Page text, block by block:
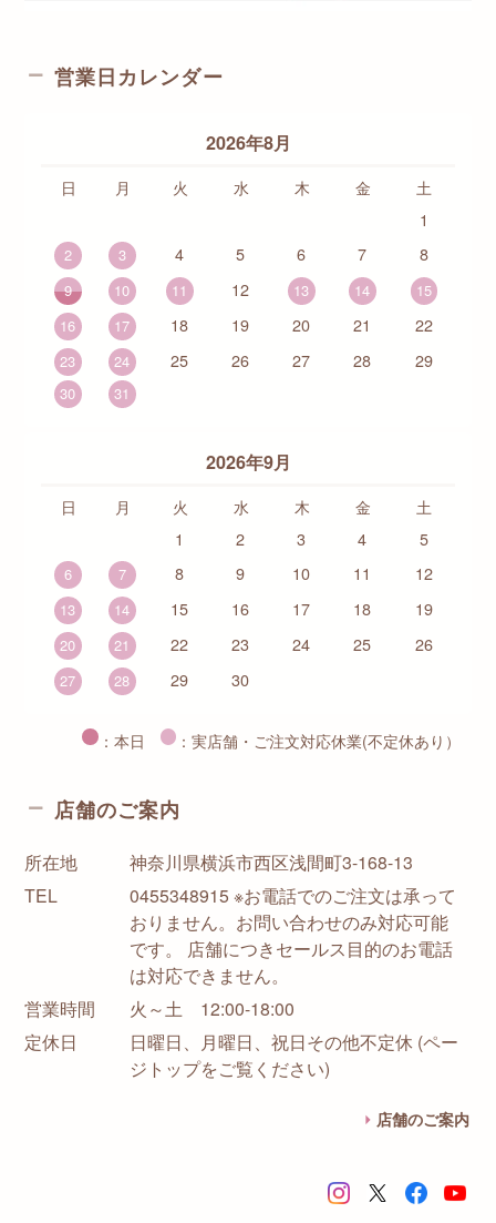
営業日カレンダー
2026年8月
日 月 火 水 木 金
土
1
2 3 4 5 6 7 8
9 10 11 12 13 14
15
16
17 18 19 20 21 22
23 24 25 26 27 28 29
30 31
2026年9月
日 月 火 水 木 金
土
1
2 3 4 5
6 7 8 9 10 11 12
13 14 15 16 17 18 19
20 21 22 23 24 25 26
27 28 29 30
：本日 ：実店舗・ご注文対応休業(不定休あり）
店舗のご案内
所在地
神奈川県横浜市西区浅間町3-168-13
TEL
0455348915 ※お電話でのご注文は承って
おりません。お問い合わせのみ対応可能
です。 店舗につきセールス目的のお電話
は対応できません。
営業時間
火～土 12:00-18:00
定休日
日曜日、月曜日、祝日その他不定休 (ペー
ジトップをご覧ください)
店舗のご案内